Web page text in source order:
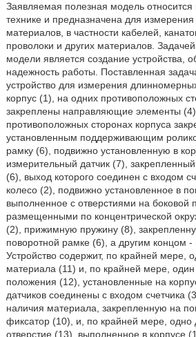
Заявляемая полезная модель относится
технике и предназначена для
материалов, в частности кабелей,
проволоки и других материалов.
модели является создание устройства,
надежность работы. Поставленная
устройство для измерения
корпус (1), на одних противоположных
закреплены направляющие элементы
противоположных сторонах корпуса
установленным поддерживающим
рамку (6), подвижно установленную в
измерительный датчик (7),
(6), выход которого соединен с входом
колесо (2), подвижно установленное в
выполненное с отверстиями на боковой
размещенными по концентрической
(2), прижимную пружину (8),
поворотной рамке (6), а другим концом -
Устройство содержит, по крайней мере,
материала (11) и, по крайней мере, один
положения (12), установленные на
датчиков соединены с входом счетчика
наличия материала, закрепленную на
фиксатор (10), и, по крайней мере, одно
отверстие (13), выполненное в корпусе